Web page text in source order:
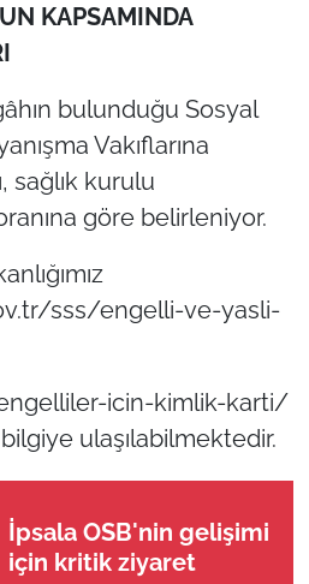
KAPSAMINDA
bulunduğu Sosyal
Vakıflarına
sağlık kurulu
göre belirleniyor.
sss/engelli-ve-yasli-
icin-kimlik-karti/
ulaşılabilmektedir.
İpsala OSB'nin gelişimi
için kritik ziyaret